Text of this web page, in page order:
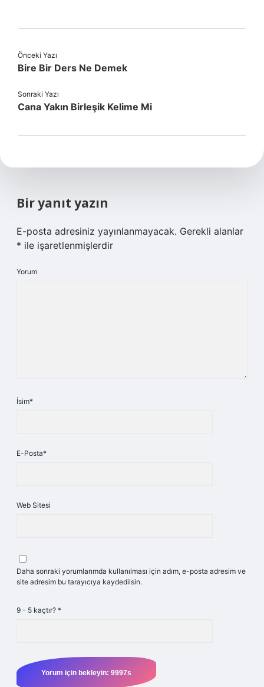
Önceki Yazı
Bire Bir Ders Ne Demek
Sonraki Yazı
Cana Yakın Birleşik Kelime Mi
Bir yanıt yazın
E-posta adresiniz yayınlanmayacak. Gerekli alanlar
* ile işaretlenmişlerdir
Yorum
İsim*
E-Posta*
Web Sitesi
Daha sonraki yorumlarımda kullanılması için adım, e-posta adresim ve
site adresim bu tarayıcıya kaydedilsin.
9 - 5 kaçtır? *